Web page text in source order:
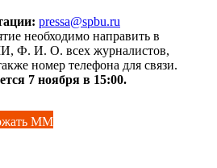
pressa@spbu.ru
необходимо направить в
Ф. И. О. всех журналистов,
номер телефона для связи.
7 ноября в 15:00.
ММ